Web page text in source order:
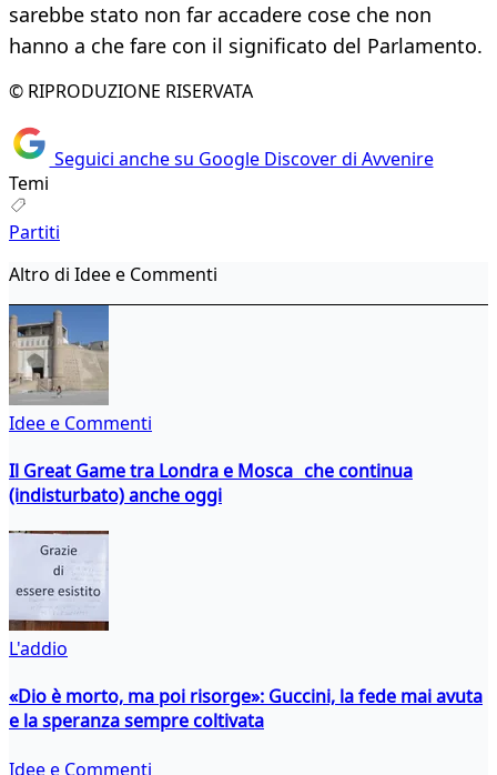
sarebbe stato non far accadere cose che non
hanno a che fare con il significato del Parlamento.
© RIPRODUZIONE RISERVATA
Seguici anche su Google Discover di Avvenire
Temi
Partiti
Altro di Idee e Commenti
Idee e Commenti
Il Great Game tra Londra e Mosca che continua
(indisturbato) anche oggi
L'addio
«Dio è morto, ma poi risorge»: Guccini, la fede mai avuta
e la speranza sempre coltivata
Idee e Commenti